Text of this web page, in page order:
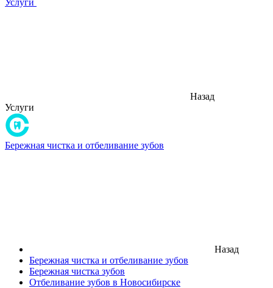
Услуги
Назад
Услуги
Бережная чистка и отбеливание зубов
Назад
Бережная чистка и отбеливание зубов
Бережная чистка зубов
Отбеливание зубов в Новосибирске